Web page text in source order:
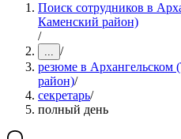
Поиск сотрудников в
Каменский район)
/
... /
резюме в Архангельском
район)/
секретарь/
полный день